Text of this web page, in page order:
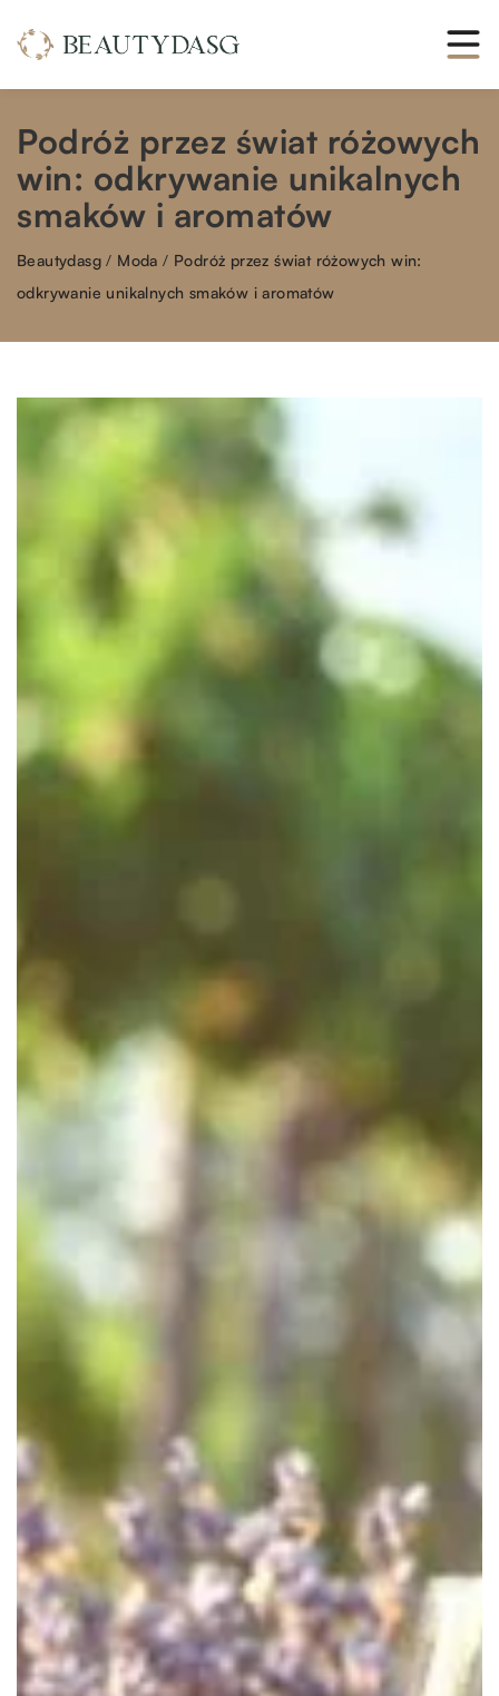
Podróż przez świat różowych
win: odkrywanie unikalnych
smaków i aromatów
Beautydasg / Moda / Podróż przez świat różowych win:
odkrywanie unikalnych smaków i aromatów